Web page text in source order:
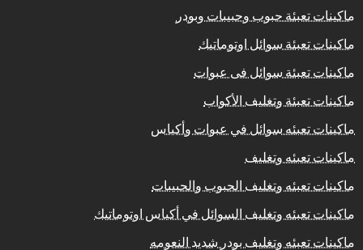
ماكينات تعبئة حبوب وحبيبات وبودر
ماكينات تعبئة سوائل اوتوماتيك
ماكينات تعبئة سوائل فى عبوات
ماكينات تعبئة وتغليف الأكواب
ماكينات تعبئه سوائل في عبوات وأكياس
ماكينات تعبئه وتغليف
ماكينات تعبئه وتغليف الحبوب والحبيبات
ماكينات تعبئه وتغليف السوائل في أكياس اوتوماتيك
ماكينات تعبئه وتغليف بودر شديد النعومه